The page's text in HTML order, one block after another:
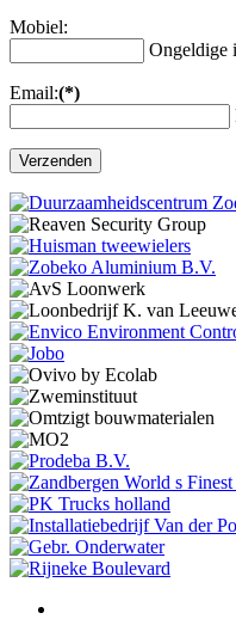
Mobiel:
Ongeldige
Email:(*)
Verzenden